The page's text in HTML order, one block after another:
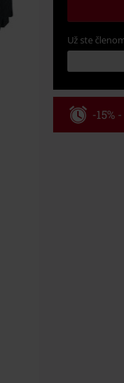
Už ste
-15%